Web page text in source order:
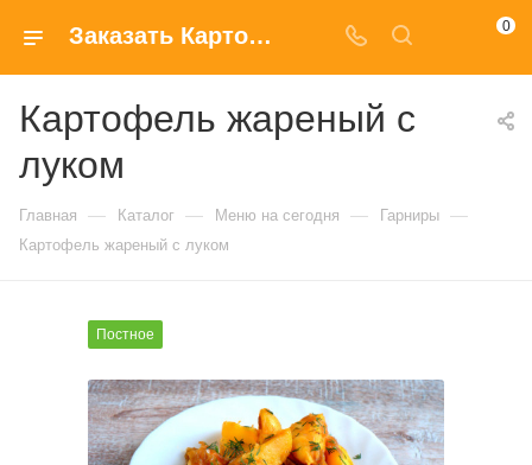
Заказать Картофель жареный с луком с доставкой на дом в Москве 0
Картофель жареный с
луком
Главная — Каталог — Меню на сегодня — Гарниры —
Картофель жареный с луком
Постное